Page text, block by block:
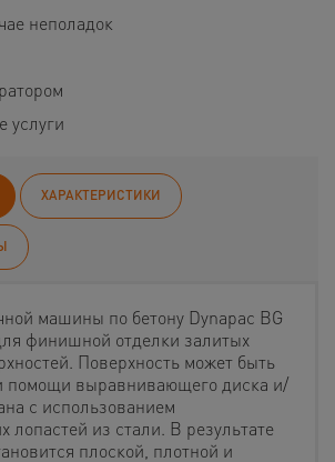
неполадок
услуги
ХАРАКТЕРИСТИКИ
машины по бетону Dynapac BG
финишной отделки залитых
Поверхность может быть
помощи выравнивающего диска и/
с использованием
лопастей из стали. В результате
плоской, плотной и